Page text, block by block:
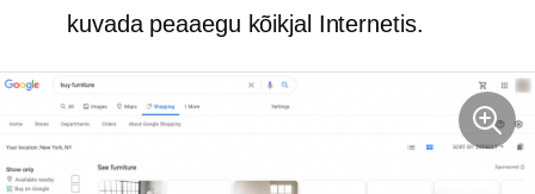
kuvada peaaegu kõikjal Internetis.